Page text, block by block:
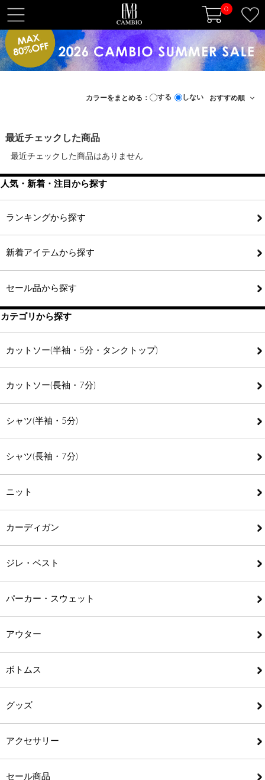
0
t
o
g
l
v
i
g
a
t
i
o
カラーをまとめる： する しない
最近チェックした商品
最近チェックした商品はありません
人気・新着・注目から探す
ランキングから探す
新着アイテムから探す
セール品から探す
カテゴリから探す
カットソー(半袖・5分・タンクトップ)
カットソー(長袖・7分)
シャツ(半袖・5分)
シャツ(長袖・7分)
ニット
カーディガン
ジレ・ベスト
パーカー・スウェット
アウター
ボトムス
グッズ
アクセサリー
セール商品